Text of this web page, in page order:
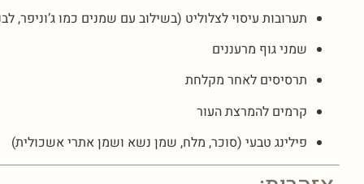
תערובות עיסוי לצלוליט (בשילוב עם שמנים כמו ג’וניפר,
שמני גוף מרעננים
תרסיסים לאחר מקלחת
קרמים להמרצת העור
פילינג טבעי (סוכר, מלח, שמן נשא ושמן אתרי אשכולית)